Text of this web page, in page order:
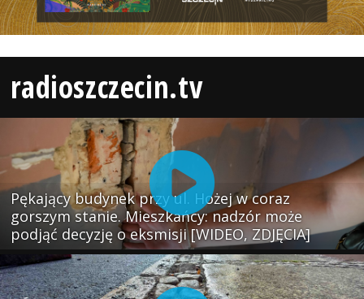
radioszczecin.tv
Pękający budynek przy ul. Hożej w coraz
gorszym stanie. Mieszkańcy: nadzór może
podjąć decyzję o eksmisji [WIDEO, ZDJĘCIA]